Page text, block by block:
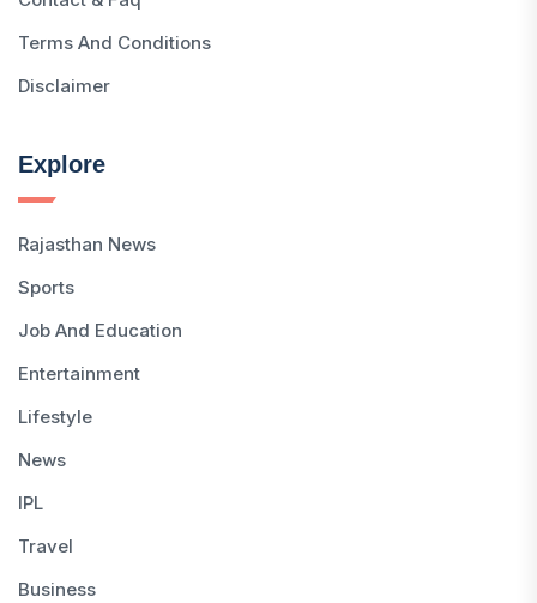
Terms And Conditions
Disclaimer
Explore
Rajasthan News
Sports
Job And Education
Entertainment
Lifestyle
News
IPL
Travel
Business